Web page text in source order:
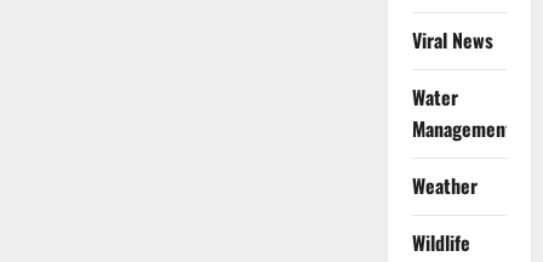
Viral News
Water
Management
Weather
Wildlife